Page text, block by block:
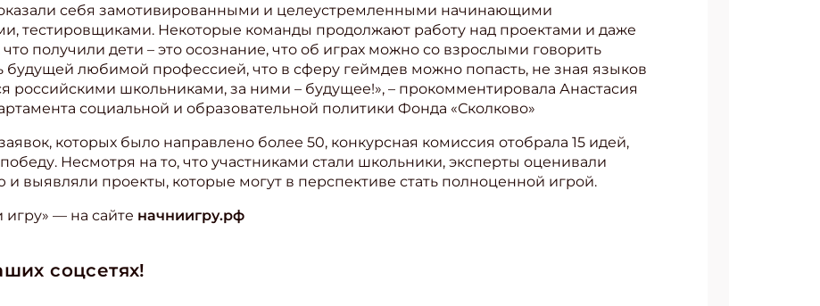
себя замотивированными и целеустремленными начинающими
тестировщиками. Некоторые команды продолжают работу над проектами и даже
что получили дети – это осознание, что об играх можно со взрослыми говорить
будущей любимой профессией, что в сферу геймдев можно попасть, не зная языков
российскими школьниками, за ними – будущее!», – прокомментировала Анастасия
социальной и образовательной политики Фонда «Сколково»
которых было направлено более 50, конкурсная комиссия отобрала 15 идей,
Несмотря на то, что участниками стали школьники, эксперты оценивали
и выявляли проекты, которые могут в перспективе стать полноценной игрой.
— на сайте начниигру.рф
соцсетях!
электронный "Классный журнал" в подарок!
имя